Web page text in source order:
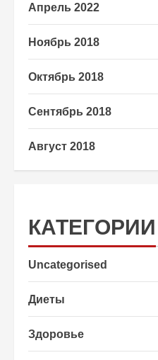
Апрель 2022
Ноябрь 2018
Октябрь 2018
Сентябрь 2018
Август 2018
КАТЕГОРИИ
Uncategorised
Диеты
Здоровье